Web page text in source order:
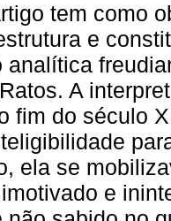
tem como
e
analítica
A
fim do século
ela se
e